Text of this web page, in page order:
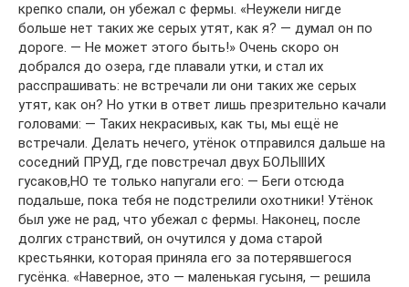
крепко спали, он убежал с фермы. «Неужели нигде
больше нет таких же серых утят, как я? — думал он по
дороге. — Не может этого быть!» Очень скоро он
добрался до озера, где плавали утки, и стал их
расспрашивать: не встречали ли они таких же серых
утят, как он? Но утки в ответ лишь презрительно качали
головами: — Таких некрасивых, как ты, мы ещё не
встречали. Делать нечего, утёнок отправился дальше на
соседний ПРУД, где повстречал двух БОЛЫllИХ
гусаков,НО те только напугали его: — Беги отсюда
подальше, пока тебя не подстрелили охотники! Утёнок
был уже не рад, что убежал с фермы. Наконец, после
долгих странствий, он очутился у дома старой
крестьянки, которая приняла его за потерявшегося
гусёнка. «Наверное, это — маленькая гусыня, — решила